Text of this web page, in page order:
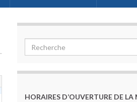
HORAIRES D’OUVERTURE DE LA